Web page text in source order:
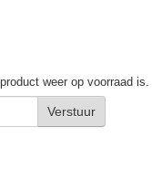
weer op voorraad is.
Verstuur